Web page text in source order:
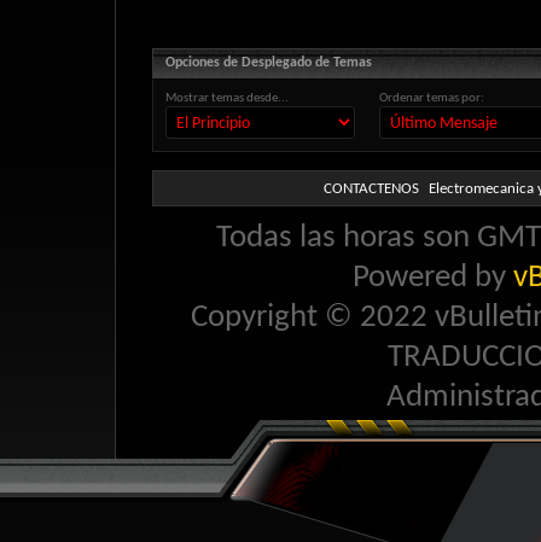
Opciones de Desplegado de Temas
Mostrar temas desde... Ordenar temas por:
CONTACTENOS Electromecanica
Todas las horas son
Powered by
Copyright © 2022